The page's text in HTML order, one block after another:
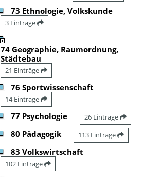
73 Ethnologie, Volkskunde
3 Einträge
74 Geographie, Raumordnung,
Städtebau
21 Einträge
76 Sportwissenschaft
14 Einträge
77 Psychologie 26 Einträge
80 Pädagogik 113 Einträge
83 Volkswirtschaft
102 Einträge